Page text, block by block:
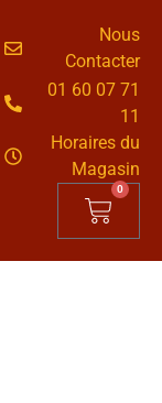
Nous
Contacter
01 60 07 71
11
Horaires du
Magasin
0